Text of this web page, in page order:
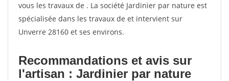
vous les travaux de . La société Jardinier par nature est
spécialisée dans les travaux de et intervient sur
Unverre 28160 et ses environs.
Recommandations et avis sur
l'artisan : Jardinier par nature